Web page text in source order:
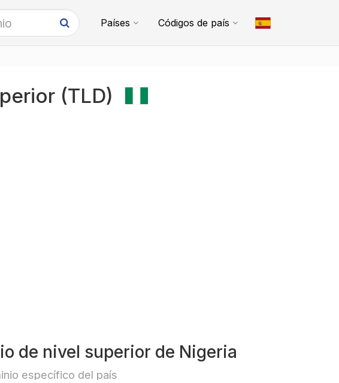
Países Códigos de país
(TLD)
de nivel superior de Nigeria
específico del país